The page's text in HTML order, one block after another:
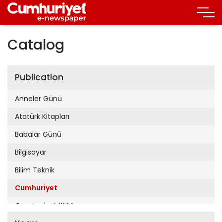
Catalog
Publication
Anneler Günü
Atatürk Kitapları
Babalar Günü
Bilgisayar
Bilim Teknik
Cumhuriyet
Cumhuriyet 19 Mayıs